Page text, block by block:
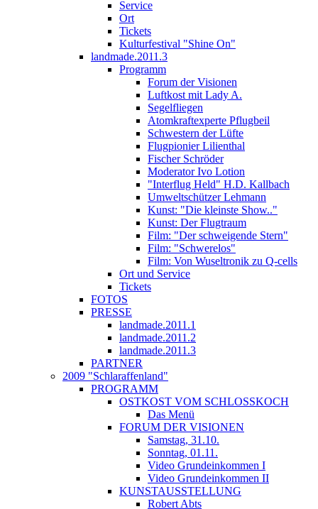
Service
Ort
Tickets
Kulturfestival "Shine On"
landmade.2011.3
Programm
Forum der Visionen
Luftkost mit Lady A.
Segelfliegen
Atomkraftexperte Pflugbeil
Schwestern der Lüfte
Flugpionier Lilienthal
Fischer Schröder
Moderator Ivo Lotion
"Interflug Held" H.D. Kallbach
Umweltschützer Lehmann
Kunst: "Die kleinste Show.."
Kunst: Der Flugtraum
Film: "Der schweigende Stern"
Film: "Schwerelos"
Film: Von Wuseltronik zu Q-cells
Ort und Service
Tickets
FOTOS
PRESSE
landmade.2011.1
landmade.2011.2
landmade.2011.3
PARTNER
2009 "Schlaraffenland"
PROGRAMM
OSTKOST VOM SCHLOSSKOCH
Das Menü
FORUM DER VISIONEN
Samstag, 31.10.
Sonntag, 01.11.
Video Grundeinkommen I
Video Grundeinkommen II
KUNSTAUSSTELLUNG
Robert Abts